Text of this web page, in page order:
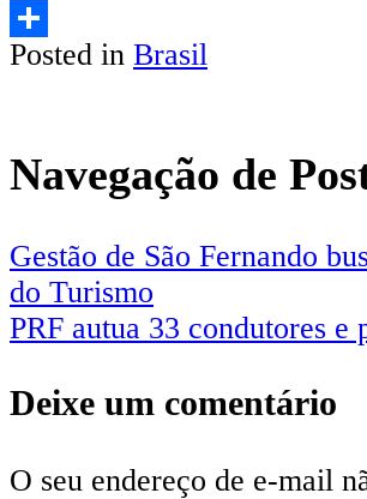
Email
Share
Posted in Brasil
Navegação de
Gestão de São Fernando
do Turismo
PRF autua 33 condutores
Deixe um comentário
O seu endereço de e-mail